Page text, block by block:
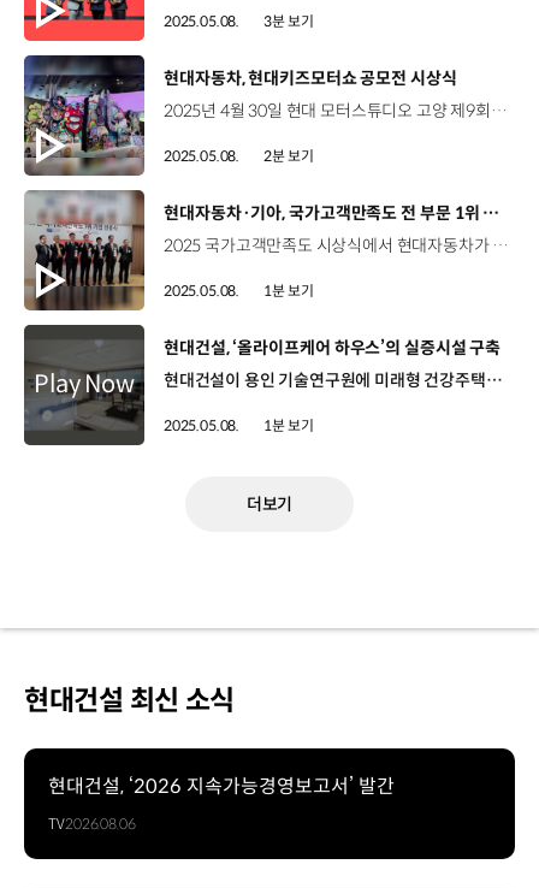
2025.05.08. 3분 보기
[동영상]
현대자동차, 현대키즈모터쇼 공모전 시상식
2025년 4월 30일 현대 모터스튜디오 고양 제9회 현대키즈모터쇼 시상식 개최 어린이 그림 공모전 ‘현대키즈모터쇼’ 전국의 유치원생과 초등학생 대상 공모전 진행 제9회 공모전 주제 “미래에는 어떤 도시에서 살고 싶나요?” 24년 11월 ~25년 1월 약 두 달간 7천여 점의 작품 접수 우수 작품을 선보인 어린이 50여 명 초청 역대 가장 큰 규모의 시상식 개최 '캐치! 티니핑'과 컬래버레이션 하츄핑, 깡총핑 레이서 시상식 참여 송윤우 / 현대자동차 대표이사상 유치부 수상 저는 그림으로 미래에 살고 싶은 멋진 도시를 그렸어요. 나중에 우주 밖을 떠다니면서 생활하고 싶어요. 장예나 / 현대자동차 대표이사상 초등부 수상(제 그림에는) 물고기들이 깨끗한 어항 속에서 헤엄치는 것을 볼 수 있고 로봇들이 식물을 가꾸는 것을 볼 수 있습니다. 지구 온난화를 방지하면서 사람들이 편리하게 생활할 수 있는 미래 도시를 그린 것입니다. 이서율 / 부총리 겸 교육부장관상 초등부 수상제가 그린 그림은 바닥에 있는 흙이랑 위에 있는 하늘을 깨끗하게 만들어 주는 도시를 그렸습니다. 요즘에 공기가 나쁘다 보니 사람들이 살아가기 힘드니까 공기를 깨끗하고 맑게 만들어서 더 편하게 살 수 있도록 하고 싶어서 그렸습니다. 최우수작 6점, 체험 가능한 동작 모형으로 구현해 전시 아이들의 작품으로 만난 상상 속 멋진 미래도시 장소영 매니저 / 현대자동차 브랜드프로모션팀올해로 9회차를 맞아 작년보다 더 큰 규모로 시상식을 확대해서 어린이들과 그리고 가족 분들까지 약 100명 이상을 초대했습니다. 특히 아이들이 좋아하는 티니핑과 함께해서 더 뜻깊고 즐거운 시간이었습니다. “아이들과 함께 꿈의 도시를 그려 나갑니다”
2025.05.08. 2분 보기
[동영상]
현대자동차·기아, 국가고객만족도 전 부문 1위 수상
2025 국가고객만족도 시상식에서 현대자동차가 7개 전 부문 1위, 기아는 4개 부문 1위를 달성했습니다. 국가고객만족도(NCSI)는 제품 및 서비스의 품질만족수준, 품질에 대한 신뢰도 등을 조사한 후 발표하는데요. 지난달 30일, 롯데호텔 서울에서 열린 올해 시상식에서 현대자동차는 컴팩트 승용, 컴팩트 RV, 전기차 등 조사 차급 총 7개 부문에서 모두 1위를 차지했습니다. 기아 또한 중형 승용과 컴팩트 RV, 대형 RV, 전기차 부문까지 총 4개 부문을 석권했습니다. 현대자동차·기아는 앞으로도 고객의 라이프스타일에 맞춘 차별화된 고객 경험을 제공해 고객 만족도를 높여 나갈 계획입니다.
2025.05.08. 1분 보기
[동영상]
현대건설, ‘올라이프케어 하우스’의 실증시설 구축
현대건설이 용인 기술연구원에 미래형 건강주택인 ‘올라이프케어 하우스’의 실증시설을 구축했습니다. 올라이프케어 하우스는 현대건설이 개발 중인 헬스케어 기술이 접목된 새로운 주거모델인데요. 현대건설은 이곳에서 수면 케어, 메디컬 케어, 운동 케어 등 다양한 솔루션을 검증하고 개발할 계획입니다. 앞으로도 현대건설은 다양한 헬스케어 솔루션으로 웰니스 주거 환경을 실현하고 주거의 새로운 패러다임을 제시할 예정입니다.
2025.05.08. 1분 보기
더보기
현대건설 최신 소식
현대건설, ‘2026 지속가능경영보고서’ 발간
TV2026.08.06